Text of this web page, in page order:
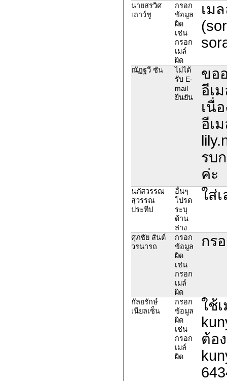
นายสรวิศ
เถาว์ชู
กรอก
ข้อมูล
ผิด
เช่น
กรอก
เมล์
ผิด
เม
ณัฏฐวี ซัน
ไม่ได้
รับ E-
mail
ยืนยัน
ขอ
อีเ
เนื่
อีเ
รบ
ค่ะ
นภัสวรรณ
สุวรรณ
ประทีป
อื่นๆ
โปรด
ระบุ
ด้าน
ล่าง
ใส่
ศุภชัย สันต์
วรนารถ
กรอก
ข้อมูล
ผิด
เช่น
กรอก
เมล์
ผิด
กร
กัลยรักษ์
เนียลเซ็น
กรอก
ข้อมูล
ผิด
เช่น
กรอก
เมล์
ผิด
ใช้
ต้อ